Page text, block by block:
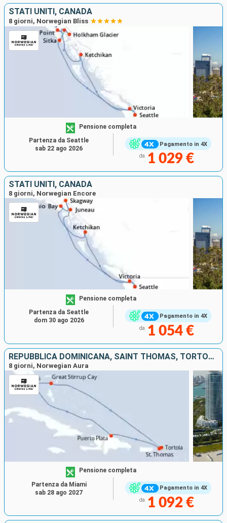
STATI UNITI, CANADA
8 giorni, Norwegian Bliss
Pagamento in 4X
Pensione completa
da 1 029 €
Partenza da Seattle
sab 22 ago 2026
STATI UNITI, CANADA
8 giorni, Norwegian Encore
Pagamento in 4X
Pensione completa
da 1 054 €
Partenza da Seattle
dom 30 ago 2026
REPUBBLICA DOMINICANA, SAINT THOMAS, TORTOLA, BAHAMAS, STATI UNITI
8 giorni, Norwegian Aura
Pagamento in 4X
Pensione completa
da 1 092 €
Partenza da Miami
sab 28 ago 2027